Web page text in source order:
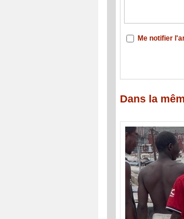
Me notifier
Dans la